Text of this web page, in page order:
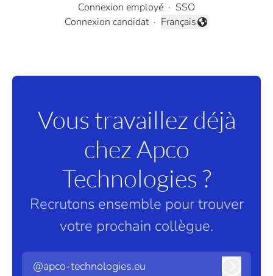
Connexion employé · SSO
Connexion candidat · Changer la langue
Français
Vous travaillez déjà
chez Apco
Technologies ?
Recrutons ensemble pour trouver
votre prochain collègue.
@apco-technologies.eu